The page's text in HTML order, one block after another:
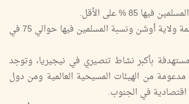
85 % على الأقل.
- مدينة أوشوبو عاصمة ولاية أوشن ونسبة المسلمين فيها حوالي 75 في
بأكبر نشاط تنصيري في نيجيريا، وتوجد
مدعومة من الهيئات المسيحية العالمية ومن دول
في الجنوب.